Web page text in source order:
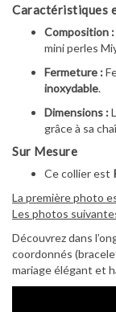
Caractéristiques
Composition :
mini perles
Fermeture :
inoxydable.
Dimensions :
grâce à sa
Sur Mesure
Ce collier est
La première photo
Les photos
Découvrez dans
coordonnés
mariage élégant et